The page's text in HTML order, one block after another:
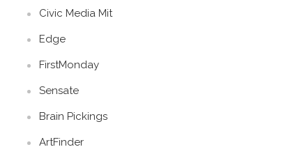
Civic Media Mit
Edge
FirstMonday
Sensate
Brain Pickings
ArtFinder